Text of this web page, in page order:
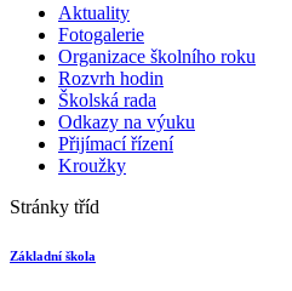
Aktuality
Fotogalerie
Organizace školního roku
Rozvrh hodin
Školská rada
Odkazy na výuku
Přijímací řízení
Kroužky
Stránky tříd
Základní škola